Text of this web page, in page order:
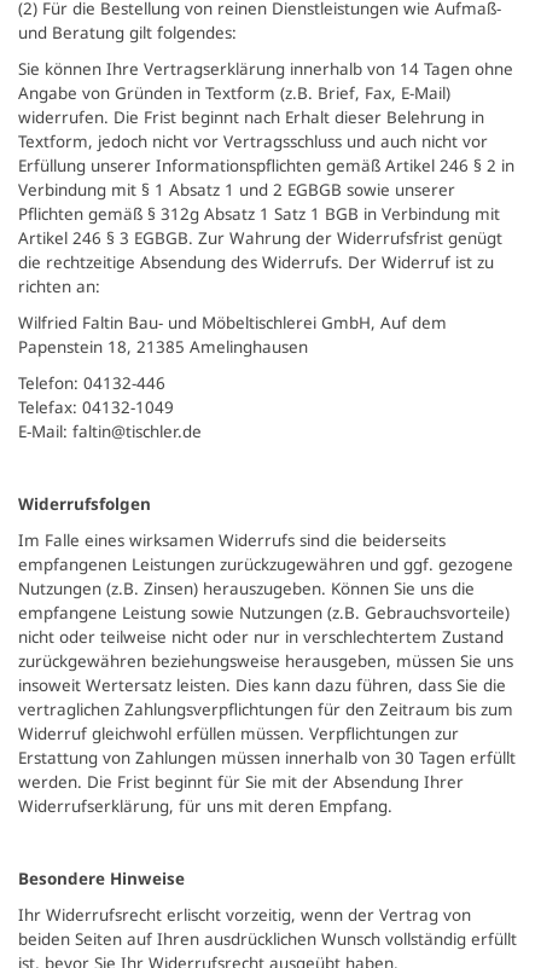
(2) Für die Bestellung von reinen Dienstleistungen wie Aufmaß-
und Beratung gilt folgendes:
Sie können Ihre Vertragserklärung innerhalb von 14 Tagen ohne
Angabe von Gründen in Textform (z.B. Brief, Fax, E-Mail)
widerrufen. Die Frist beginnt nach Erhalt dieser Belehrung in
Textform, jedoch nicht vor Vertragsschluss und auch nicht vor
Erfüllung unserer Informationspflichten gemäß Artikel 246 § 2 in
Verbindung mit § 1 Absatz 1 und 2 EGBGB sowie unserer
Pflichten gemäß § 312g Absatz 1 Satz 1 BGB in Verbindung mit
Artikel 246 § 3 EGBGB. Zur Wahrung der Widerrufsfrist genügt
die rechtzeitige Absendung des Widerrufs. Der Widerruf ist zu
richten an:
Wilfried Faltin Bau- und Möbeltischlerei GmbH, Auf dem
Papenstein 18, 21385 Amelinghausen
Telefon: 04132-446
Telefax: 04132-1049
E-Mail: faltin@tischler.de
Widerrufsfolgen
Im Falle eines wirksamen Widerrufs sind die beiderseits
empfangenen Leistungen zurückzugewähren und ggf. gezogene
Nutzungen (z.B. Zinsen) herauszugeben. Können Sie uns die
empfangene Leistung sowie Nutzungen (z.B. Gebrauchsvorteile)
nicht oder teilweise nicht oder nur in verschlechtertem Zustand
zurückgewähren beziehungsweise herausgeben, müssen Sie uns
insoweit Wertersatz leisten. Dies kann dazu führen, dass Sie die
vertraglichen Zahlungsverpflichtungen für den Zeitraum bis zum
Widerruf gleichwohl erfüllen müssen. Verpflichtungen zur
Erstattung von Zahlungen müssen innerhalb von 30 Tagen erfüllt
werden. Die Frist beginnt für Sie mit der Absendung Ihrer
Widerrufserklärung, für uns mit deren Empfang.
Besondere Hinweise
Ihr Widerrufsrecht erlischt vorzeitig, wenn der Vertrag von
beiden Seiten auf Ihren ausdrücklichen Wunsch vollständig erfüllt
ist, bevor Sie Ihr Widerrufsrecht ausgeübt haben.